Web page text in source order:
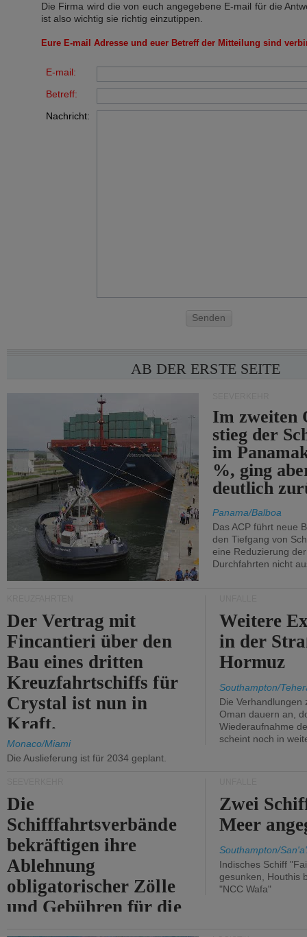
Die Firma wird die von euch angegebene E-mail für die
ist also wichtig sie richtig einzutippen.
Eure E-mail Adresse und euer Betreff der Mitteilung sind
E-mail:
Betreff:
Nachricht:
Senden
AB DER ERSTE SEITE
Im zweiten
stieg der
im
%, ging
deutlich
Panama/Balboa
Das ACP führt neue
den Tiefgang von
eine Reduzierung
Durchfahrten nicht
Der Vertrag mit
Fincantieri über den
Bau eines dritten
Kreuzfahrtschiffs für
Crystal ist nun in
Kraft.
Monaco/Miami
Die Auslieferung ist für 2034 geplant.
Weitere
in der
Hormuz
Southampton/
Die Verhandlungen
Oman dauern an,
Wiederaufnahme
scheint noch in
Die
Schifffahrtsverbände
bekräftigen ihre
Ablehnung
obligatorischer Zölle
und Gebühren für die
Zwei
Meer
Southampton/
Indisches Schiff
gesunken, Houthis
"NCC Wafa"